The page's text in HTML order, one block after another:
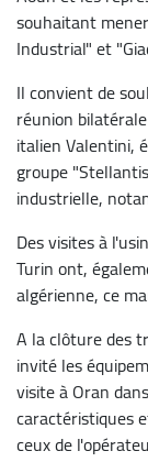
souhaitant
Industrial" et
Il convient de
réunion
italien Valentini,
groupe
industrielle,
Des visites à
Turin ont,
algérienne, ce
A la clôture des
invité les
visite à Oran
caractéristiques
ceux de